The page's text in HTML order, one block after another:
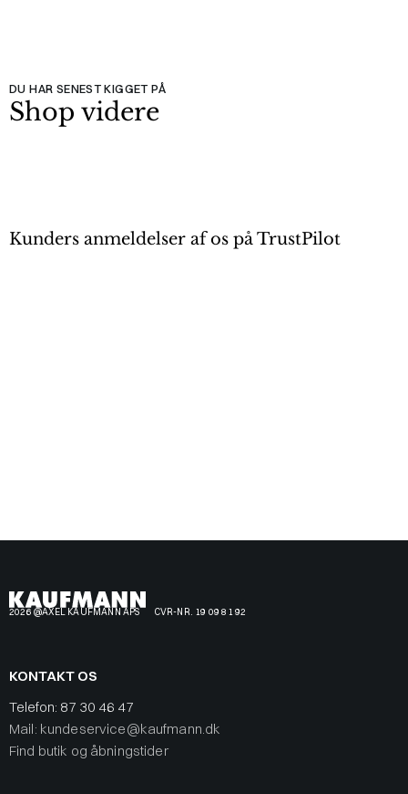
DU HAR SENEST KIGGET PÅ
Shop videre
Kunders anmeldelser af os på TrustPilot
2026 @AXEL KAUFMANN APS CVR-NR. 19 09 81 92
KONTAKT OS
Telefon: 87 30 46 47
Mail: kundeservice@kaufmann.dk
Find butik og åbningstider